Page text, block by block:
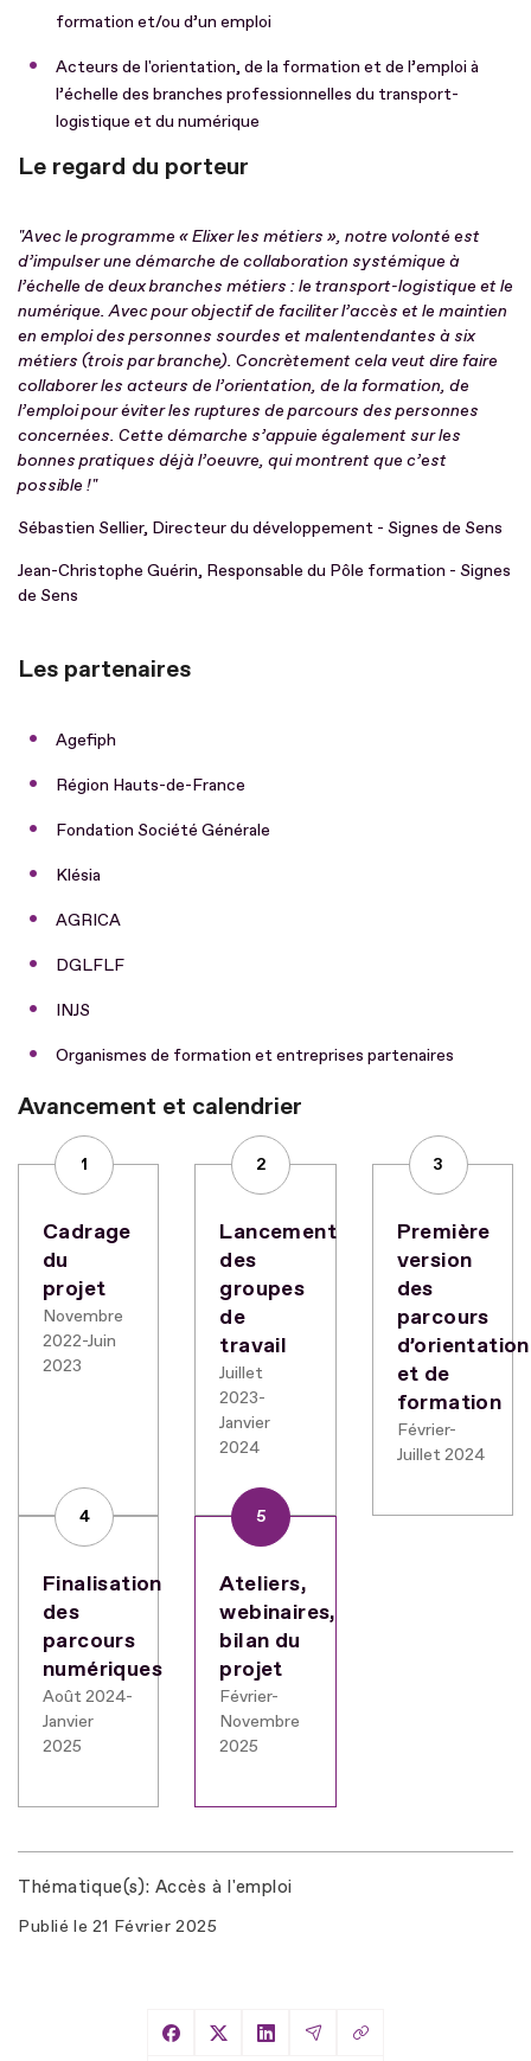
formation et/ou d’un emploi
Acteurs de l'orientation, de la formation et de l’emploi à
l’échelle des branches professionnelles du transport-
logistique et du numérique
Le regard du porteur
"Avec le programme « Elixer les métiers », notre volonté est
d’impulser une démarche de collaboration systémique à
l’échelle de deux branches métiers : le transport-logistique et le
numérique. Avec pour objectif de faciliter l’accès et le maintien
en emploi des personnes sourdes et malentendantes à six
métiers (trois par branche). Concrètement cela veut dire faire
collaborer les acteurs de l’orientation, de la formation, de
l’emploi pour éviter les ruptures de parcours des personnes
concernées. Cette démarche s’appuie également sur les
bonnes pratiques déjà l’oeuvre, qui montrent que c’est
possible !"
Sébastien Sellier, Directeur du développement - Signes de Sens
Jean-Christophe Guérin, Responsable du Pôle formation - Signes
de Sens
Les partenaires
Agefiph
Région Hauts-de-France
Fondation Société Générale
Klésia
AGRICA
DGLFLF
INJS
Organismes de formation et entreprises partenaires
Avancement et calendrier
1
Cadrage
du
projet
Novembre
2022-Juin
2023
2
Lancement
des
groupes
de
travail
Juillet
2023-
Janvier
2024
3
Première
version
des
parcours
d’orientation
et de
formation
Février-
Juillet 2024
4
Finalisation
des
parcours
numériques
Août 2024-
Janvier
2025
5
Ateliers,
webinaires,
bilan du
projet
Février-
Novembre
2025
Thématique(s) Accès à l'emploi
Publié le 21 Février 2025
Partager sur Facebook
Partager sur X
Partager sur LinkedIn
Partager par Email
Copier le lien